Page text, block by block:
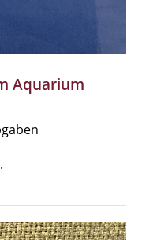
Aquarium